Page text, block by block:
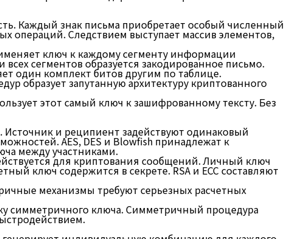
Каждый знак письма приобретает особый численный
операций. Следствием выступает массив элементов,
ключ к каждому сегменту информации
сегментов образуется закодированное письмо.
один комплект битов другим по таблице.
образует запутанную архитектуру криптованного
этот самый ключ к зашифрованному тексту. Без
и реципиент задействуют одинаковый
AES, DES и Blowfish принадлежат к
между участниками.
для криптования сообщений. Личный ключ
ключ содержится в секрете. RSA и ECC составляют
механизмы требуют серьезных расчетных
симметричного ключа. Симметричный процедура